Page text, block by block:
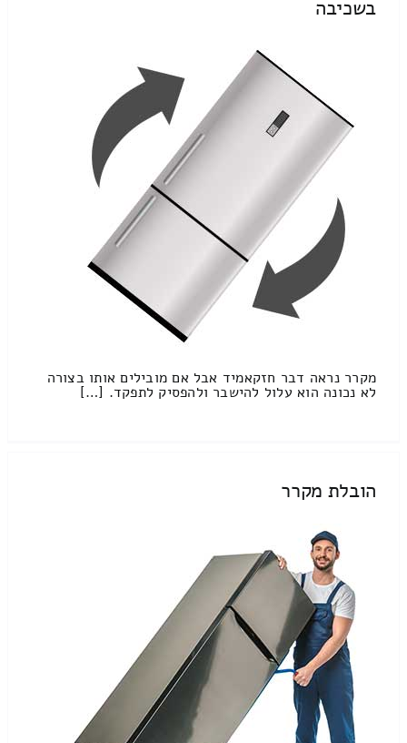
בשכיבה
מקרר נראה דבר חזקאמיד אבל אם מובילים אותו בצורה
לא נכונה הוא עלול להישבר ולהפסיק לתפקד. […]
הובלת מקרר